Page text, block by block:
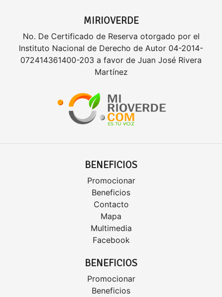
MIRIOVERDE
No. De Certificado de Reserva otorgado por el
Instituto Nacional de Derecho de Autor 04-2014-
072414361400-203 a favor de Juan José Rivera
Martínez
BENEFICIOS
Promocionar
Beneficios
Contacto
Mapa
Multimedia
Facebook
BENEFICIOS
Promocionar
Beneficios